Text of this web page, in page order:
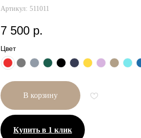
Артикул: 511011
7 500 р.
Цвет
В корзину
Купить в 1 клик